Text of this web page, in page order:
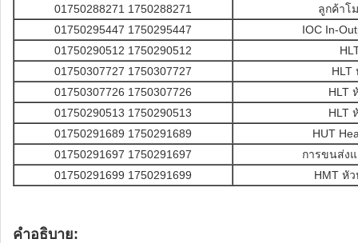
01750288271 1750288271
ลูกค้าโ
01750295447 1750295447
IOC In-
01750290512 1750290512
01750307727 1750307727
HLT
01750307726 1750307726
HLT
01750290513 1750290513
HLT
01750291689 1750291689
HUT
01750291697 1750291697
การขนส่ง
01750291699 1750291699
HMT หั
คำอธิบาย: